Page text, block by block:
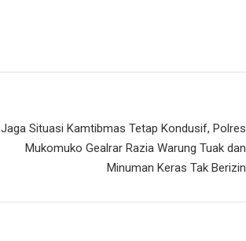
Jaga Situasi Kamtibmas Tetap Kondusif, Polres
Mukomuko Gealrar Razia Warung Tuak dan
Minuman Keras Tak Berizin